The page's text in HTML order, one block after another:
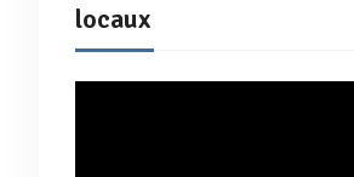
locaux